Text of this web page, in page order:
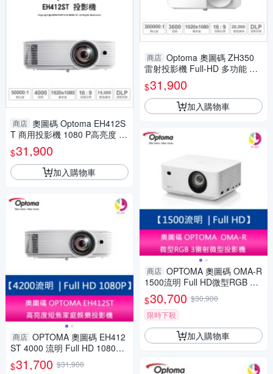
商店 奧圖碼 Optoma EH412S
T 商用投影機 1080 P高亮度 短
焦 家庭娛樂 4000流明
$31,900
加入購物車
商店 OPTOMA 奧圖碼 EH412
ST 4000 流明 Full HD 1080P
高亮度短焦投影機
$31,700 $31,900
商店 Optoma 奧圖碼 ZH350
雷射投影機 Full-HD 多功能 商
用/家用 高亮度 高對比 3600流
明 30000:1
$31,900
加入購物車
商店 OPTOMA 奧圖碼 OMA-R
1500流明 Full HD微型RGB 3
雷射微型投影機
$30,700 $30,900
限時下殺
加入購物車